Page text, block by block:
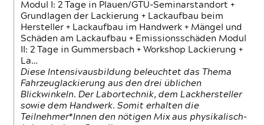
Modul I: 2 Tage in Plauen/GTÜ-Seminarstandort +
Grundlagen der Lackierung + Lackaufbau beim
Hersteller + Lackaufbau im Handwerk + Mängel und
Schäden am Lackaufbau + Emissionsschäden Modul
II: 2 Tage in Gummersbach + Workshop Lackierung +
La…
Diese Intensivausbildung beleuchtet das Thema
Fahrzeuglackierung aus den drei üblichen
Blickwinkeln. Der Labortechnik, dem Lackhersteller
sowie dem Handwerk. Somit erhalten die
Teilnehmer*Innen den nötigen Mix aus physikalisch-